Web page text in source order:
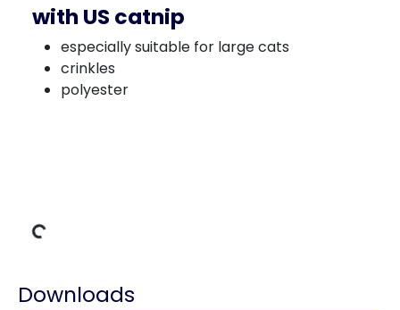
with US catnip
especially suitable for large cats
crinkles
polyester
Data
Downloads